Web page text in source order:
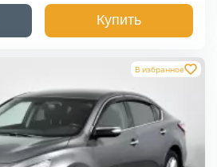
Купить
В избранное